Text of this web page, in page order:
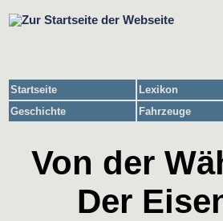
Startseite Lexikon
Geschichte
Fahrzeuge
Von der
Der